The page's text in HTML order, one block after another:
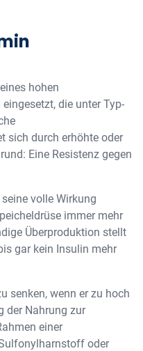
hohen
die unter Typ-
sich durch erhöhte oder
Eine Resistenz gegen
volle Wirkung
immer mehr
Überproduktion stellt
gar kein Insulin mehr
senken, wenn er zu hoch
der Nahrung zur
einer
oder